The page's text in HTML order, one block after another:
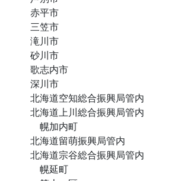
赤平市
三笠市
滝川市
砂川市
歌志内市
深川市
北海道空知総合振興局管内
北海道上川総合振興局管内
幌加内町
北海道留萌振興局管内
北海道宗谷総合振興局管内
幌延町